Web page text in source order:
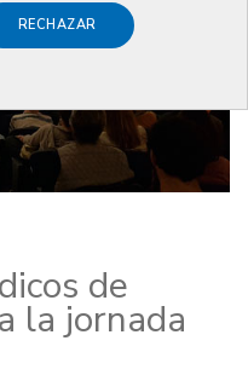
RECHAZAR
de
la jornada